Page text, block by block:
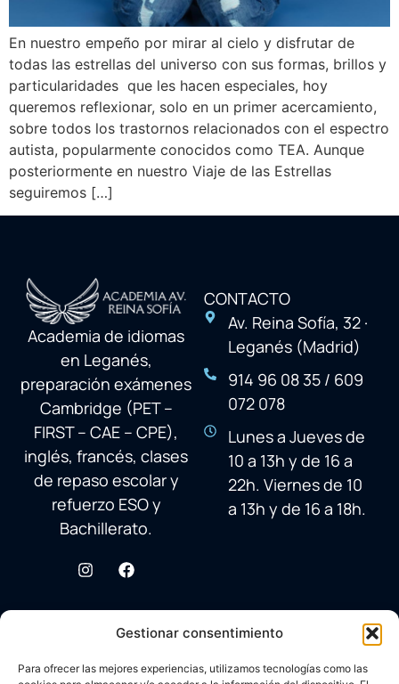
Gestionar consentimiento
Para ofrecer las mejores experiencias, utilizamos tecnologías como las
En nuestro empeño por mirar al cielo y disfrutar de
todas las estrellas del universo con sus formas, brillos y
particularidades que les hacen especiales, hoy
queremos reflexionar, solo en un primer acercamiento,
sobre todos los trastornos relacionados con el espectro
autista, popularmente conocidos como TEA. Aunque
posteriormente en nuestro Viaje de las Estrellas
seguiremos […]
Academia de idiomas
en Leganés,
preparación exámenes
Cambridge (PET –
FIRST – CAE – CPE),
inglés, francés, clases
de repaso escolar y
refuerzo ESO y
Bachillerato.
CONTACTO
Av. Reina Sofía, 32 ·
Leganés (Madrid)
914 96 08 35 / 609
072 078
Lunes a Jueves de
10 a 13h y de 16 a
22h. Viernes de 10
a 13h y de 16 a 18h.